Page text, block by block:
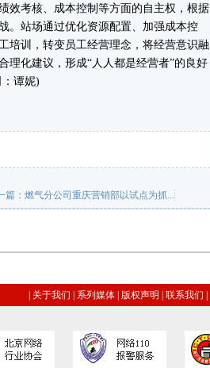
效考核、成本控制等方面的自主权，根据
。站场通过优化资源配置、加强成本控
培训，转变员工经营理念，将经营意识融
理化建议，形成“人人都是经营者”的良好
谭妮)
篇： 燃气分公司重庆营销部以试点为抓...
关于我们 系列媒体 版权声明 联系我们